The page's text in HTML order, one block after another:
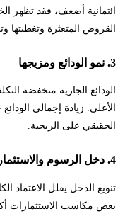
ائتمانية أضعف، فقد تظهر
القروض المتعثرة وتغطيتها
3. نمو الودائع ومزيجها
الودائع الجارية منخفضة
الأعلى. زيادة إجمالي
الحقيقي على الربحية.
4. دخل الرسوم والاستثمارات والعملات
تنويع الدخل يقلل الاعتماد
بعض مكاسب الاستثمارات